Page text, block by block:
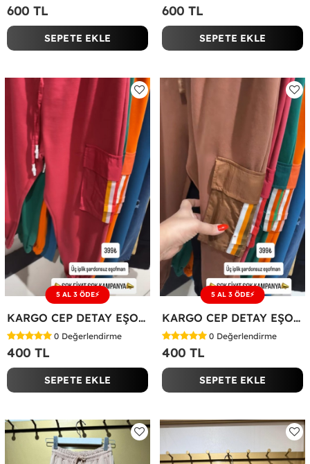
600 TL
SEPETE EKLE
600 TL
SEPETE EKLE
5 AL 3 ÖDE⚡
KARGO CEP DETAY EŞOFMAN ALTI Fuşya
0 Değerlendirme
400 TL
SEPETE EKLE
5 AL 3 ÖDE⚡
KARGO CEP DETAY EŞOFMAN ALTI Kahverengi
0 Değerlendirme
400 TL
SEPETE EKLE